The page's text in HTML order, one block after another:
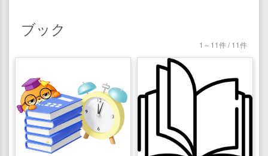
ブック
1～11件 / 11件